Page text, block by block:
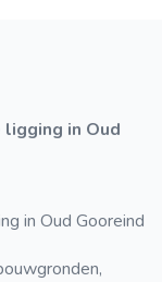
in Oud Gooreind